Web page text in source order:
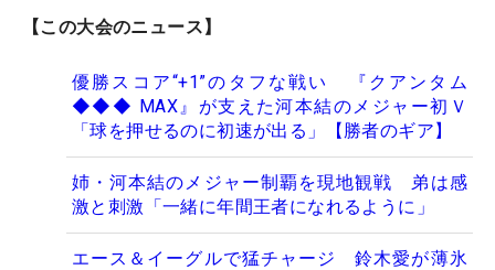
【この大会のニュース】
優勝スコア“+1”のタフな戦い 『クアンタム
◆◆◆ MAX』が支えた河本結のメジャー初Ｖ
「球を押せるのに初速が出る」【勝者のギア】
姉・河本結のメジャー制覇を現地観戦 弟は感
激と刺激「一緒に年間王者になれるように」
エース＆イーグルで猛チャージ 鈴木愛が薄氷